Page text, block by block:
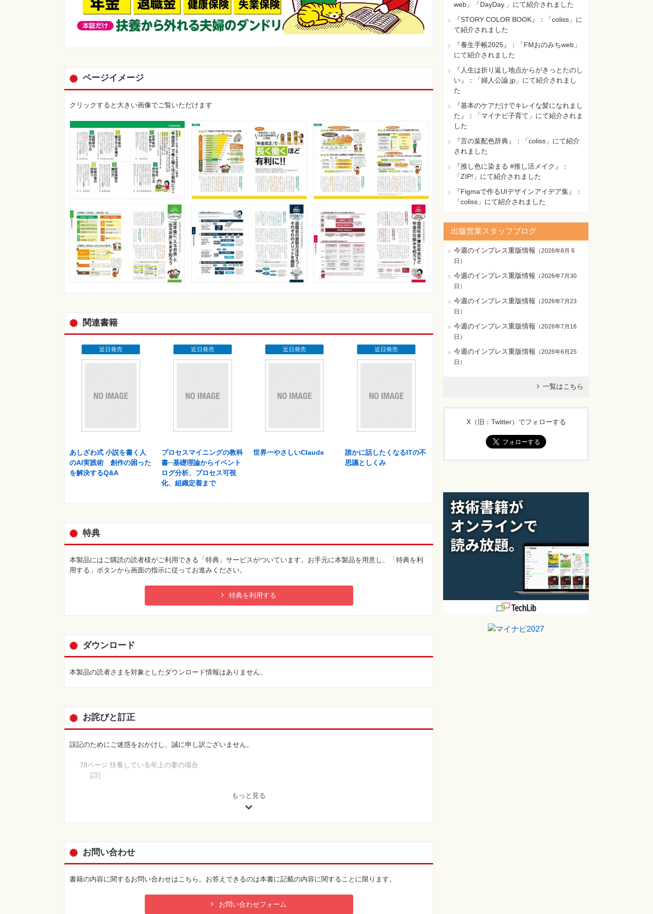
ページイメージ
クリックすると大きい画像でご覧いただけます
関連書籍
近日発売
あしざわ式 小説を書く人
のAI実践術 創作の困った
を解決するQ&A
近日発売
プロセスマイニングの教科
書─基礎理論からイベント
ログ分析、プロセス可視
化、組織定着まで
近日発売
世界一やさしいClaude
近日発売
誰かに話したくなるITの不
思議としくみ
特典
本製品にはご購読の読者様がご利用できる「特典」サービスがついています。お手元に本製品を用意し、「特典を利
用する」ボタンから画面の指示に従ってお進みください。
特典を利用する
ダウンロード
本製品の読者さまを対象としたダウンロード情報はありません。
お詫びと訂正
誤記のためにご迷惑をおかけし、誠に申し訳ございません。
78ページ 扶養している年上の妻の場合
[誤]
もっと見る
お問い合わせ
書籍の内容に関するお問い合わせはこちら。お答えできるのは本書に記載の内容に関することに限ります。
お問い合わせフォーム
web」「DayDay.」にて紹介されました
『STORY COLOR BOOK』：「coliss」に
て紹介されました
『養生手帳2025』：「FMおのみちweb」
にて紹介されました
『人生は折り返し地点からがきっとたのし
い』：「婦人公論.jp」にて紹介されまし
た
『基本のケアだけでキレイな髪になれまし
た』：「マイナビ子育て」にて紹介されま
した
『言の葉配色辞典』：「coliss」にて紹介
されました
『推し色に染まる #推し活メイク』：
「ZIP!」にて紹介されました
『Figmaで作るUIデザインアイデア集』：
「coliss」にて紹介されました
出版営業スタッフブログ
今週のインプレス重版情報 （2026年8月 6
日 ）
今週のインプレス重版情報 （2026年7月30
日 ）
今週のインプレス重版情報 （2026年7月23
日 ）
今週のインプレス重版情報 （2026年7月16
日 ）
今週のインプレス重版情報 （2026年6月25
日 ）
一覧はこちら
X（旧：Twitter）でフォローする